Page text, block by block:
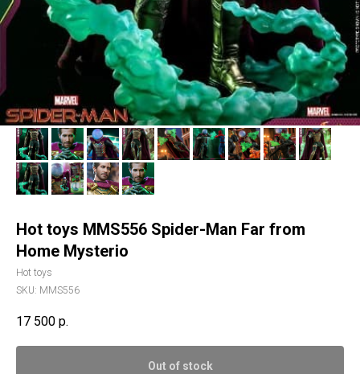
Hot toys MMS556 Spider-Man Far from
Home Mysterio
Hot toys
SKU: MMS556
17 500 р.
Out of stock